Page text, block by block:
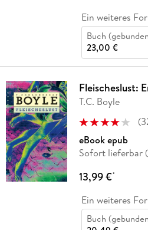
Ein weiteres
Buch
23,00 €
Fleischeslust:
T.C. Boyle
(
eBook epub
Sofort lieferbar
13,99 €*
Ein weiteres
Buch